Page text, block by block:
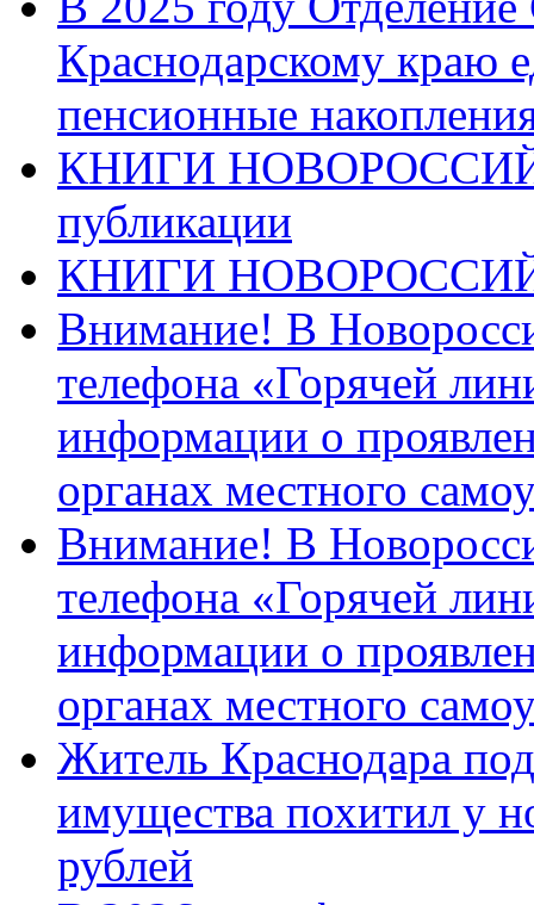
Краснодарскому краю
пенсионные
КНИГИ
публикации
КНИГИ
Внимание! В
телефона «Горячей
информации о
органах местного
Внимание! В
телефона «Горячей
информации о
органах местного
Житель Краснодара
имущества похитил у
рублей